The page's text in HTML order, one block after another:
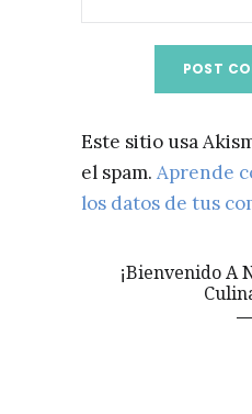
Este sitio usa
el spam. Aprende
los datos de tus
¡Bienvenido A